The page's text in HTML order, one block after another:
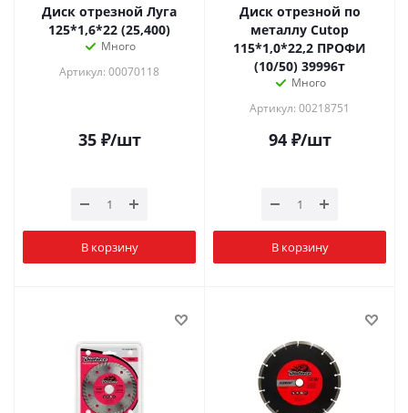
Диск отрезной Луга
125*1,6*22 (25,400)
Много
Артикул: 00070118
35₽/шт
В корзину
Диск отрезной по
металлу Cutop
115*1,0*22,2 ПРОФИ
(10/50) 39996т
Много
Артикул: 00218751
94₽/шт
В корзину